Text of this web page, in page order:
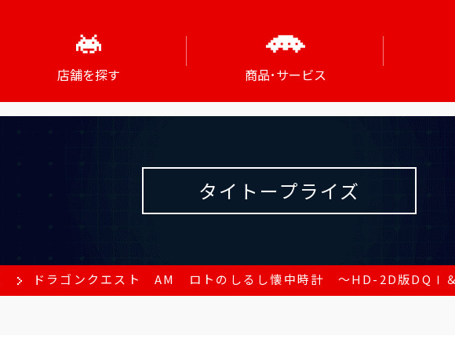
店舗を探す 商品･サービス
タイトープライズ
ドラゴンクエスト AM ロトのしるし懐中時計 ～HD-2D版DQⅠ